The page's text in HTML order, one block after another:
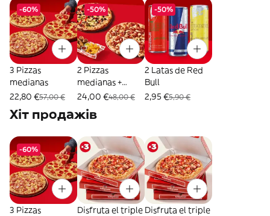
-60%
3 Pizzas
medianas
22,80 €57,00 €
-50%
2 Pizzas
medianas +
Combo Mix
24,00 €48,00 €
-50%
2 Latas de Red
Bull
2,95 €5,90 €
Хіт продажів
-60%
3 Pizzas
Disfruta el triple Disfruta el triple